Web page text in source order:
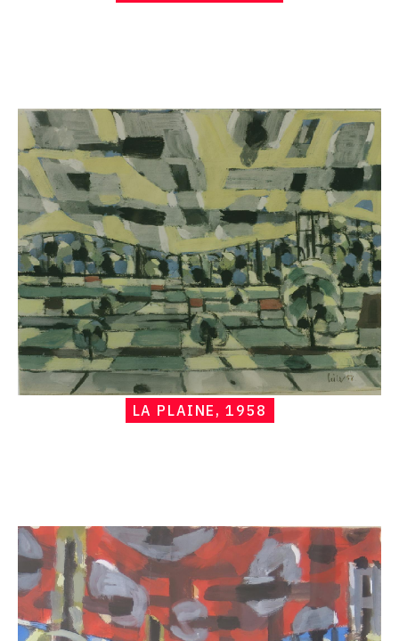
raisonné,
Hans
Seiler,
La
plaine,
1958
LA PLAINE, 1958
raisonné,
Hans
Seiler,
La
vallée
rouge
,